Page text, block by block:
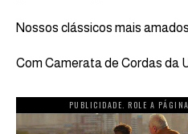
Nossos clássicos mais amados
Com Camerata de Cordas da
PUBLICIDADE. ROLE A